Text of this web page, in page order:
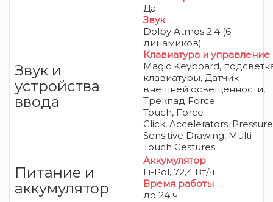
Да
Звук и
устройства
ввода
Звук
Dolby Atmos 2.4 (6
динамиков)
Клавиатура и управление
Magic Keyboard,
клавиатуры, Датчик
внешней освещённости,
Трекпад Force
Touch, Force
Click, Accelerators,
Sensitive Drawing, Multi-
Touch Gestures
Питание и
аккумулятор
Аккумулятор
Li-Pol, 72,4 Вт/ч
Время работы
до 24 ч.